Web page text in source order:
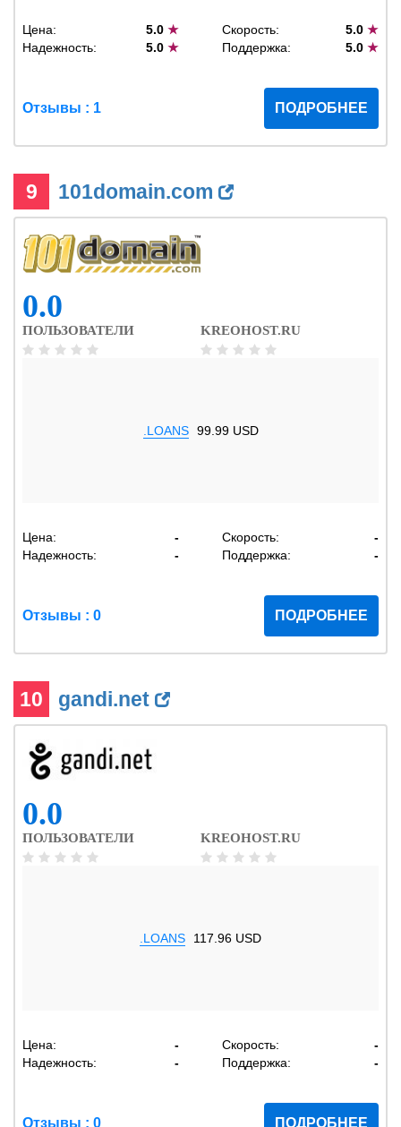
Цена: 5.0★ Скорость: 5.0 ★
Надежность:
5.0★ Поддержка: 5.0 ★
Отзывы : 1 ПОДРОБНЕЕ
9 101domain.com
0.0
ПОЛЬЗОВАТЕЛИ KREOHOST.RU
.LOANS 99.99 USD
Цена: - Скорость:
-
Надежность:
- Поддержка: -
Отзывы : 0 ПОДРОБНЕЕ
10 gandi.net
0.0
ПОЛЬЗОВАТЕЛИ KREOHOST.RU
.LOANS 117.96 USD
Цена: - Скорость:
-
Надежность:
- Поддержка: -
Отзывы : 0 ПОДРОБНЕЕ